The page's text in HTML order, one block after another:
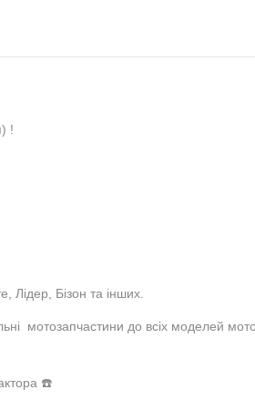
!
Лідер, Бізон та інших.
мотозапчастини до всіх моделей
☎️